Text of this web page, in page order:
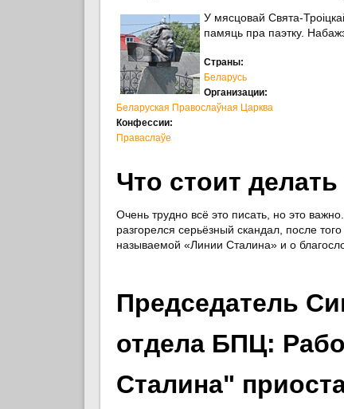
У мясцовай Свята-
памяць пра паэтку.
Страны:
Беларусь
Организации:
Беларуская Правослаўная Царква
Конфессии:
Праваслаўе
Что стоит
Очень трудно всё это писать, но это
разгорелся серьёзный скандал, после
называемой «Линии Сталина» и о
Председатель
отдела БПЦ:
Сталина"